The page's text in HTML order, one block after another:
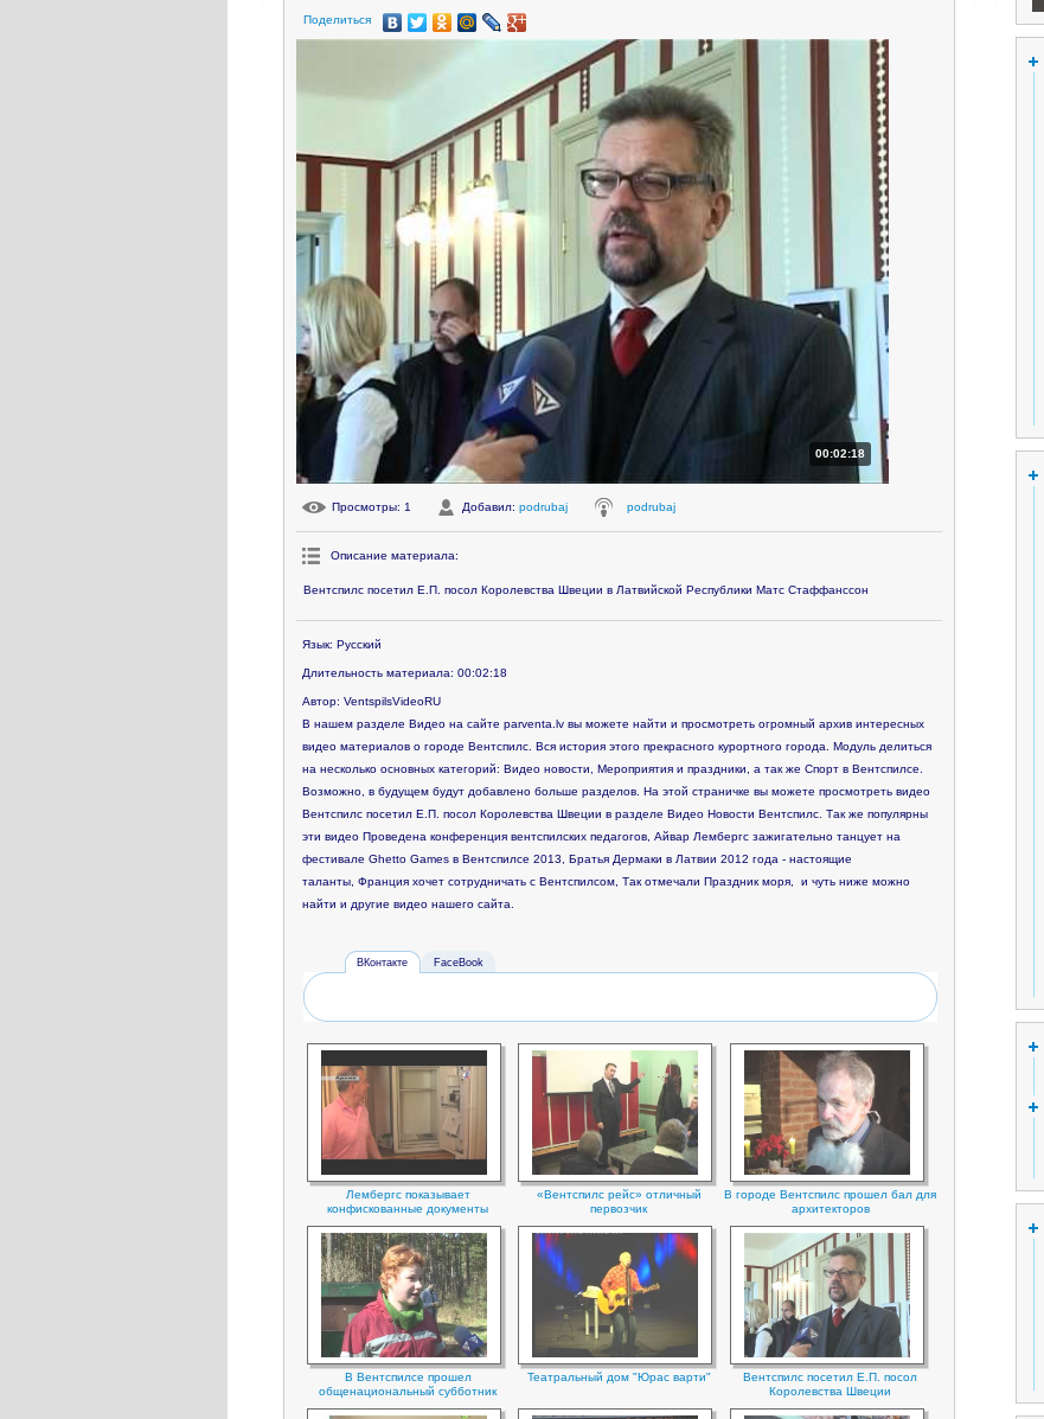
Поделиться
00:02:18
Просмотры: 1 Добавил: podrubaj podrubaj
Описание материала:
Вентспилс посетил Е.П. посол Королевства Швеции в Латвийской Республики Матс Стаффанссон
Язык: Русский
Длительность материала: 00:02:18
Автор: VentspilsVideoRU
В нашем разделе Видео на сайте parventa.lv вы можете найти и просмотреть огромный архив интересных
видео материалов о городе Вентспилс. Вся история этого прекрасного курортного города. Модуль делиться
на несколько основных категорий: Видео новости, Мероприятия и праздники, а так же Спорт в Вентспилсе.
Возможно, в будущем будут добавлено больше разделов. На этой страничке вы можете просмотреть видео
Вентспилс посетил Е.П. посол Королевства Швеции в разделе Видео Новости Вентспилс. Так же популярны
эти видео Проведена конференция вентспилских педагогов, Айвар Лембергс зажигательно танцует на
фестивале Ghetto Games в Вентспилсе 2013, Братья Дермаки в Латвии 2012 года - настоящие
таланты, Франция хочет сотрудничать с Вентспилсом, Так отмечали Праздник моря, и чуть ниже можно
найти и другие видео нашего сайта.
ВКонтакте FaceBook
Лембергс показывает
конфискованные документы
«Вентспилс рейс» отличный
первозчик
В городе Вентспилс прошел бал для
архитекторов
В Вентспилсе прошел
общенациональный субботник
Театральный дом "Юрас варти"
Вентспилс посетил Е.П. посол
Королевства Швеции